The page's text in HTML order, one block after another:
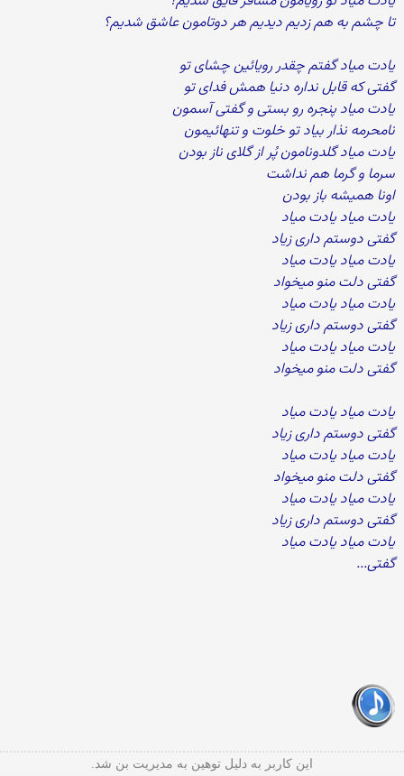
تا چشم به هم زدیم دیدیم هر دوتامون عاشق شدیم؟
یادت میاد گفتم چقدر رویائین چشای تو
گفتی که قابل نداره دنیا همش فدای تو
یادت میاد پنجره رو بستی و گفتی آسمون
نامحرمه نذار بیاد تو خلوت و تنهائیمون
یادت میاد گلدونامون پُر از گلای ناز بودن
سرما و گرما هم نداشت
اونا همیشه باز بودن
یادت میاد یادت میاد
گفتی دوستم داری زیاد
یادت میاد یادت میاد
گفتی دلت منو میخواد
یادت میاد یادت میاد
گفتی دوستم داری زیاد
یادت میاد یادت میاد
گفتی دلت منو میخواد
یادت میاد یادت میاد
گفتی دوستم داری زیاد
یادت میاد یادت میاد
گفتی دلت منو میخواد
یادت میاد یادت میاد
گفتی دوستم داری زیاد
یادت میاد یادت میاد
گفتی...
این کاربر به دلیل توهین به مدیریت بن شد.